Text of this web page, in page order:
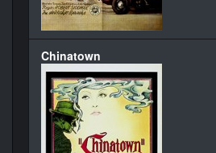
Chinatown